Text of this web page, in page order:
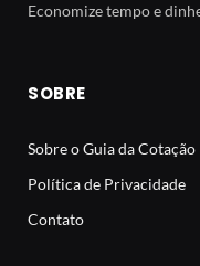
Economize tempo e
SOBRE
Sobre o Guia da Cotação
Política de Privacidade
Contato